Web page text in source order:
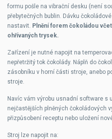
formu pošle na vibrační desku (není
přebytečných bublin. Dávku
nastavit. Plnění forem čokoládou
ohřívaných trysek.
Zařízení je nutné napojit na
nepřetržitý tok čokolády. Náplň do
zásobníku v horní části stroje, anebo
stroje.
Navíc vám výrobu usnadní software s
nejčastějších plněných čokoládových
přizpůsobení receptu nebo uložení
Stroj lze napojit na: